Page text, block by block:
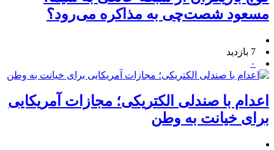
مسعود شصت‌چی به مذاکره می‌رود؟
7 بازدید
۰
اعدام با صندلی الکتریکی؛ مجازات آمریکایی
برای خیانت به وطن